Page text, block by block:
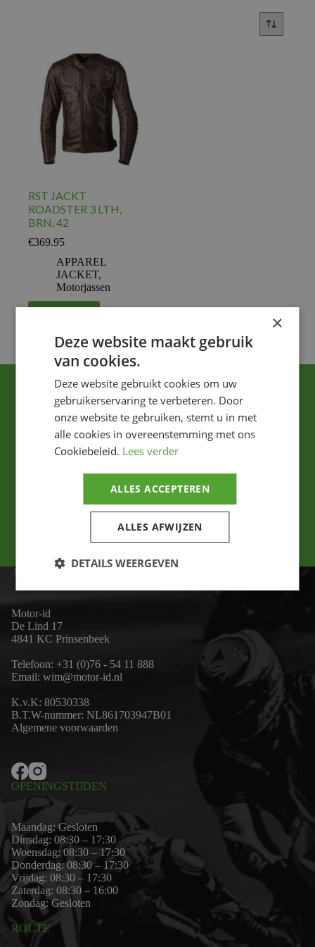
RST JACKT
ROADSTER 3 LTH,
BRN, 42
€369.95
APPAREL
JACKET,
Motorjassen
ADRES
Motor-id
De Lind 17
4841 KC Prinsenbeek
Telefoon: +31 (0)76 - 54 11 888
Email: wim@motor-id.nl
K.v.K: 80530338
B.T.W-nummer: NL861703947B01
Algemene voorwaarden
OPENINGSTIJDEN
Maandag: Gesloten
Dinsdag: 08:30 – 17:30
Woensdag: 08:30 – 17:30
Donderdag: 08:30 – 17:30
Vrijdag: 08:30 – 17:30
Zaterdag: 08:30 – 16:00
Zondag: Gesloten
ROUTE
×
Deze website maakt gebruik
van cookies.
Deze website gebruikt cookies om uw
gebruikerservaring te verbeteren. Door
onze website te gebruiken, stemt u in met
alle cookies in overeenstemming met ons
Cookiebeleid. Lees verder
ALLES ACCEPTEREN
ALLES AFWIJZEN
DETAILS WEERGEVEN